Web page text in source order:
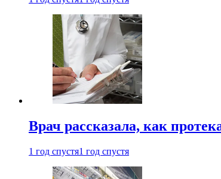
Врач рассказала, как
1 год спустя1 год спустя